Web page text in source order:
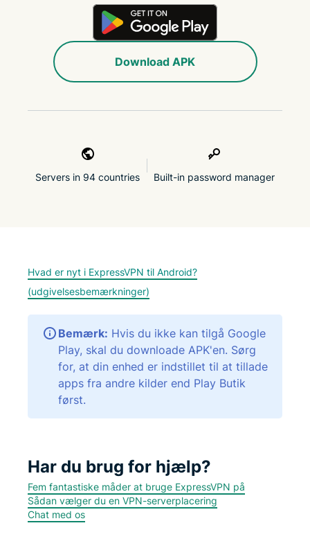
Download APK
Servers in 94 countries Built-in password manager
Hvad er nyt i ExpressVPN til Android?
(udgivelsesbemærkninger)
Bemærk: Hvis du ikke kan tilgå Google
Play, skal du downloade APK'en. Sørg
for, at din enhed er indstillet til at tillade
apps fra andre kilder end Play Butik
først.
Har du brug for hjælp?
Fem fantastiske måder at bruge ExpressVPN på
Sådan vælger du en VPN-serverplacering
Chat med os